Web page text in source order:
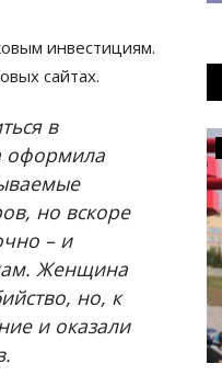
инвестициям.
сайтах.
в
оформила
но вскоре
– и
Женщина
но, к
и оказали